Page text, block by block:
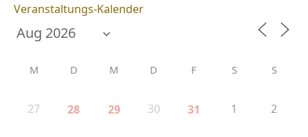
Veranstaltungs-Kalender
M D M D F S S
27 28 29 30 31 1 2